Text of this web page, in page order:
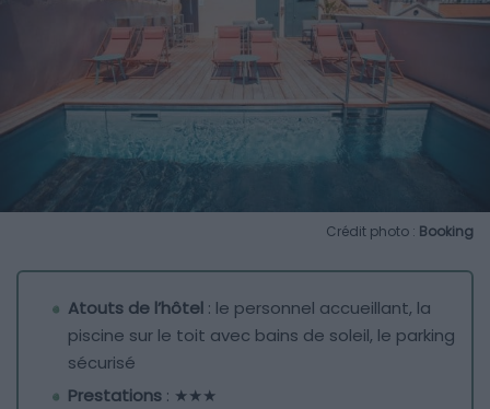
Crédit photo : Booking
Atouts de l’hôtel : le personnel accueillant, la
piscine sur le toit avec bains de soleil, le parking
sécurisé
Prestations : ★★★